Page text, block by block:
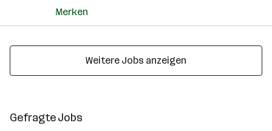
Merken
Weitere Jobs anzeigen
Gefragte Jobs